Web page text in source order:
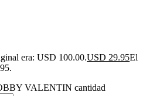
era: USD 100.00.USD 29.95El
VALENTIN cantidad